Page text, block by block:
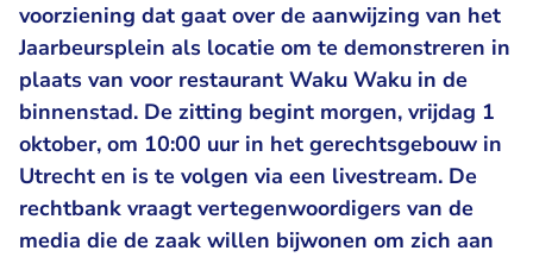
voorziening dat gaat over de aanwijzing van het
Jaarbeursplein als locatie om te demonstreren in
plaats van voor restaurant Waku Waku in de
binnenstad. De zitting begint morgen, vrijdag 1
oktober, om 10:00 uur in het gerechtsgebouw in
Utrecht en is te volgen via een livestream. De
rechtbank vraagt vertegenwoordigers van de
media die de zaak willen bijwonen om zich aan